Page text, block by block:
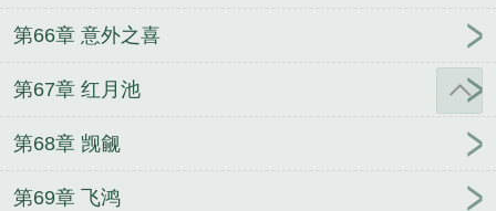
第66章 意外之喜
第67章 红月池
第68章 觊觎
第69章 飞鸿